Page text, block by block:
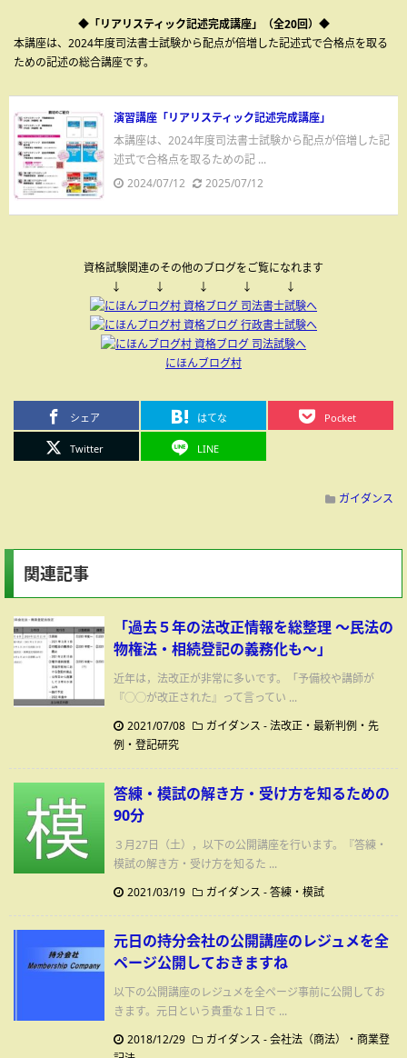
◆「リアリスティック記述完成講座」（全20回）◆
本講座は、2024年度司法書士試験から配点が倍増した記述式で合格点を取る
ための記述の総合講座です。
演習講座「リアリスティック記述完成講座」
本講座は、2024年度司法書士試験から配点が倍増した記
述式で合格点を取るための記 ...
2024/07/12
2025/07/12
資格試験関連のその他のブログをご覧になれます
↓ ↓ ↓ ↓ ↓
にほんブログ村
シェア はてな Pocket
Twitter LINE
ガイダンス
関連記事
「過去５年の法改正情報を総整理 ～民法の
物権法・相続登記の義務化も～」
近年は，法改正が非常に多いです。「予備校や講師が
『◯◯が改正された』って言ってい ...
2021/07/08
ガイダンス -法改正・最新判例・先
例・登記研究
答練・模試の解き方・受け方を知るための
90分
３月27日（土），以下の公開講座を行います。『答練・
模試の解き方・受け方を知るた ...
2021/03/19
ガイダンス -答練・模試
元日の持分会社の公開講座のレジュメを全
ページ公開しておきますね
以下の公開講座のレジュメを全ページ事前に公開してお
きます。元日という貴重な１日で ...
2018/12/29
ガイダンス -会社法（商法）・商業登